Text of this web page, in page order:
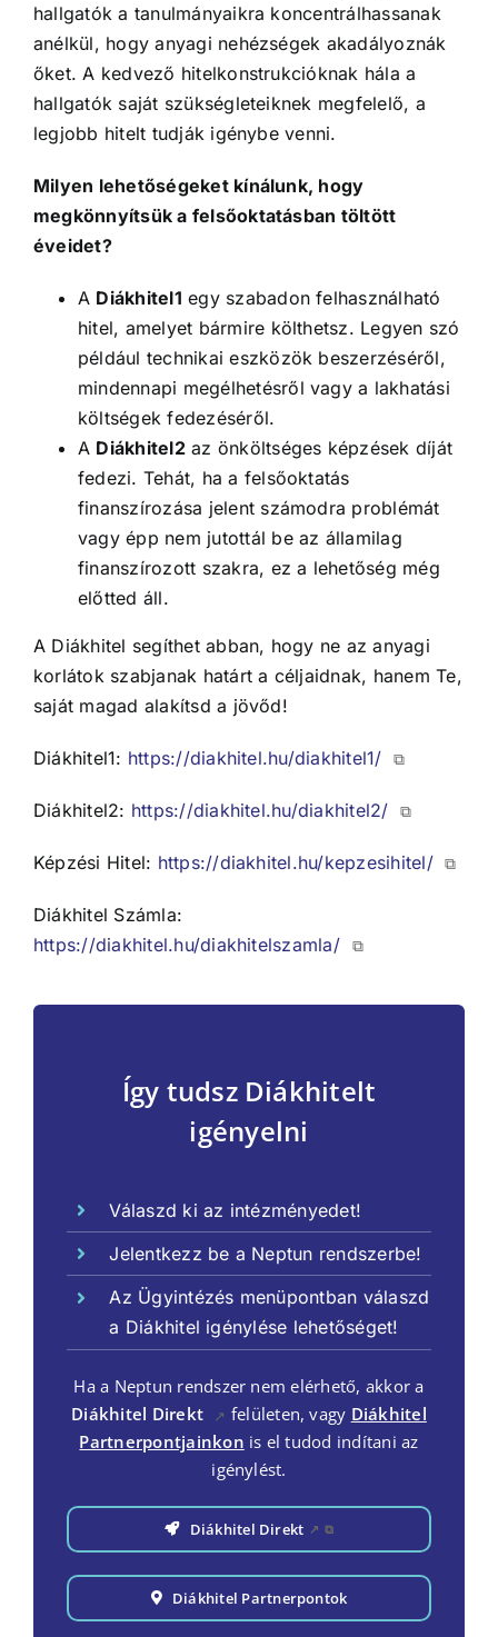
hallgatók a tanulmányaikra koncentrálhassanak
anélkül, hogy anyagi nehézségek akadályoznák
őket. A kedvező hitelkonstrukcióknak hála a
hallgatók saját szükségleteiknek megfelelő, a
legjobb hitelt tudják igénybe venni.
Milyen lehetőségeket kínálunk, hogy
megkönnyítsük a felsőoktatásban töltött
éveidet?
A Diákhitel1 egy szabadon felhasználható
hitel, amelyet bármire költhetsz. Legyen szó
például technikai eszközök beszerzéséről,
mindennapi megélhetésről vagy a lakhatási
költségek fedezéséről.
A Diákhitel2az önköltséges képzések díját
fedezi. Tehát, ha a felsőoktatás
finanszírozása jelent számodra problémát
vagy épp nem jutottál be az államilag
finanszírozott szakra, ez a lehetőség még
előtted áll.
A Diákhitel segíthet abban, hogy ne az anyagi
korlátok szabjanak határt a céljaidnak, hanem Te,
saját magad alakítsd a jövőd!
Diákhitel1: https://diakhitel.hu/diakhitel1/ ⧉
Diákhitel2: https://diakhitel.hu/diakhitel2/ ⧉
Képzési Hitel: https://diakhitel.hu/kepzesihitel/ ⧉
Diákhitel Számla:
https://diakhitel.hu/diakhitelszamla/
⧉
Így tudsz Diákhitelt
igényelni
Válaszd ki az intézményedet!
Jelentkezz be a Neptun rendszerbe!
Az Ügyintézés menüpontban válaszd
a Diákhitel igénylése lehetőséget!
Ha a Neptun rendszer nem elérhető, akkor a
Diákhitel Direkt
↗ felületen, vagy Diákhitel
Partnerpontjainkon is el tudod indítani az
igénylést.
Diákhitel Direkt ↗ ⧉
Diákhitel Partnerpontok